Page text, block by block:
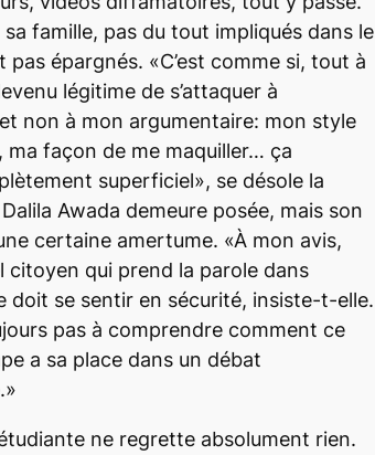
famille, pas du tout impliqués dans le
pas épargnés. «C’est comme si, tout à
légitime de s’attaquer à
non à mon argumentaire: mon style
ma façon de me maquiller… ça
superficiel», se désole la
Awada demeure posée, mais son
certaine amertume. «À mon avis,
citoyen qui prend la parole dans
doit se sentir en sécurité, insiste-t-elle.
pas à comprendre comment ce
a sa place dans un débat
ne regrette absolument rien.